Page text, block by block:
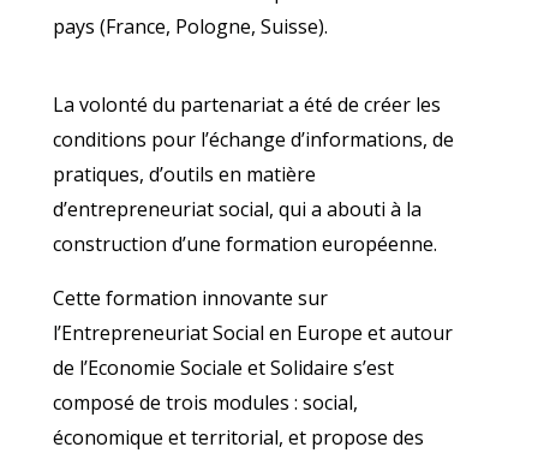
pays (France, Pologne, Suisse).
La volonté du partenariat a été de créer les
conditions pour l’échange d’informations, de
pratiques, d’outils en matière
d’entrepreneuriat social, qui a abouti à la
construction d’une formation européenne.
Cette formation innovante sur
l’Entrepreneuriat Social en Europe et autour
de l’Economie Sociale et Solidaire s’est
composé de trois modules : social,
économique et territorial, et propose des